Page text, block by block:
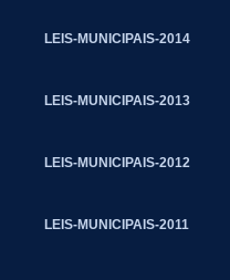
LEIS-MUNICIPAIS-2014
LEIS-MUNICIPAIS-2013
LEIS-MUNICIPAIS-2012
LEIS-MUNICIPAIS-2011